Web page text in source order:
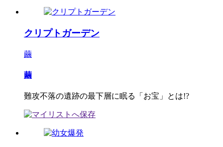
クリプトガーデン
繭
繭
難攻不落の遺跡の最下層に眠る「お宝」とは!?